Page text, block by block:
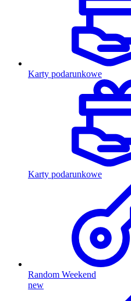
Karty podarunkowe
Karty podarunkowe
Random Weekend
new